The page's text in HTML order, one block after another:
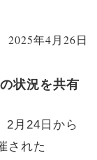
2025年4月26日
状況を共有
2月24日から
された